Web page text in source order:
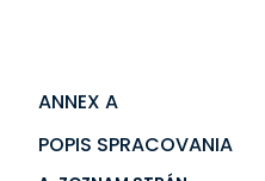
ANNEX A
POPIS SPRACOVANIA